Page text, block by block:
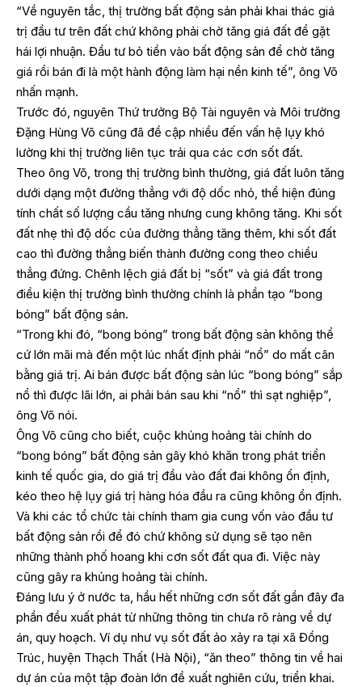
“Về nguyên tắc, thị trường bất động sản phải khai thác giá
trị đầu tư trên đất chứ không phải chờ tăng giá đất để gặt
hái lợi nhuận. Đầu tư bỏ tiền vào bất động sản để chờ tăng
giá rồi bán đi là một hành động làm hại nền kinh tế”, ông Võ
nhấn mạnh.
Trước đó, nguyên Thứ trưởng Bộ Tài nguyên và Môi trường
Đặng Hùng Võ cũng đã đề cập nhiều đến vấn hệ lụy khó
lường khi thị trường liên tục trải qua các cơn sốt đất.
Theo ông Võ, trong thị trường bình thường, giá đất luôn tăng
dưới dạng một đường thẳng với độ dốc nhỏ, thể hiện đúng
tính chất số lượng cầu tăng nhưng cung không tăng. Khi sốt
đất nhẹ thì độ dốc của đường thẳng tăng thêm, khi sốt đất
cao thì đường thẳng biến thành đường cong theo chiều
thẳng đứng. Chênh lệch giá đất bị “sốt” và giá đất trong
điều kiện thị trường bình thường chính là phần tạo “bong
bóng” bất động sản.
“Trong khi đó, “bong bóng” trong bất động sản không thể
cứ lớn mãi mà đến một lúc nhất định phải “nổ” do mất cân
bằng giá trị. Ai bán được bất động sản lúc “bong bóng” sắp
nổ thì được lãi lớn, ai phải bán sau khi “nổ” thì sạt nghiệp”,
ông Võ nói.
Ông Võ cũng cho biết, cuộc khủng hoảng tài chính do
“bong bóng” bất động sản gây khó khăn trong phát triển
kinh tế quốc gia, do giá trị đầu vào đất đai không ổn định,
kéo theo hệ lụy giá trị hàng hóa đầu ra cũng không ổn định.
Và khi các tổ chức tài chính tham gia cung vốn vào đầu tư
bất động sản rồi để đó chứ không sử dụng sẽ tạo nên
những thành phố hoang khi cơn sốt đất qua đi. Việc này
cũng gây ra khủng hoảng tài chính.
Đáng lưu ý ở nước ta, hầu hết những cơn sốt đất gần đây đa
phần đều xuất phát từ những thông tin chưa rõ ràng về dự
án, quy hoạch. Ví dụ như vụ sốt đất ảo xảy ra tại xã Đồng
Trúc, huyện Thạch Thất (Hà Nội), “ăn theo” thông tin về hai
dự án của một tập đoàn lớn đề xuất nghiên cứu, triển khai.